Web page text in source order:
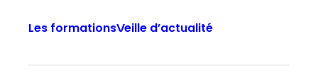
Les formationsVeille d’actualité